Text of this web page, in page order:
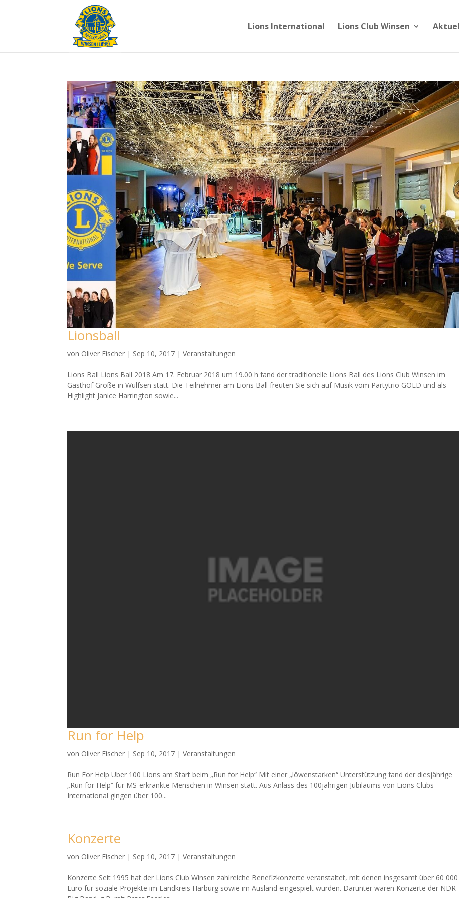
Lions International Lions Club Winsen
Lionsball
von Oliver Fischer | Sep 10, 2017 |Veranstaltungen
Lions Ball Lions Ball 2018 Am 17. Februar 2018 um 19.00 h fand der traditionelle Lions Ball des Lions Club Winsen im
Gasthof Große in Wulfsen statt. Die Teilnehmer am Lions Ball freuten Sie sich auf Musik vom Partytrio GOLD und als
Highlight Janice Harrington sowie...
Run for Help
von Oliver Fischer | Sep 10, 2017 |Veranstaltungen
Run For Help Über 100 Lions am Start beim „Run for Help“ Mit einer „löwenstarken“ Unterstützung fand der diesjährige
„Run for Help“ für MS-erkrankte Menschen in Winsen statt. Aus Anlass des 100jährigen Jubiläums von Lions Clubs
International gingen über 100...
Konzerte
von Oliver Fischer | Sep 10, 2017 |Veranstaltungen
Konzerte Seit 1995 hat der Lions Club Winsen zahlreiche Benefizkonzerte veranstaltet, mit denen insgesamt über 60 000
Euro für soziale Projekte im Landkreis Harburg sowie im Ausland eingespielt wurden. Darunter waren Konzerte der NDR